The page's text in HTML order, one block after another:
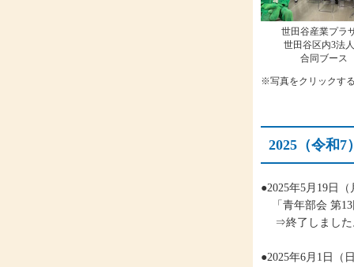
世田谷産業プラ
世田谷区内3法
合同ブース
※写真をクリックす
2025（令和7
●2025年5月19日
「青年部会 第13
⇒終了しました
●2025年6月1日（